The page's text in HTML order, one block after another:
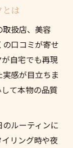
とは
扱店、美容
口コミが寄せ
自宅でも再現
感が目立ちま
て本物の品質
ルーティンに
リング時や夜